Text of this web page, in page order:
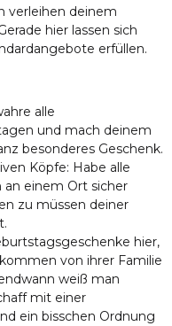
verleihen deinem
hier lassen sich
erfüllen.
alle
und mach deinem
besonderes Geschenk.
Köpfe: Habe alle
an einem Ort sicher
zu müssen deiner
hier,
von ihrer Familie
weiß man
mit einer
ein bisschen Ordnung